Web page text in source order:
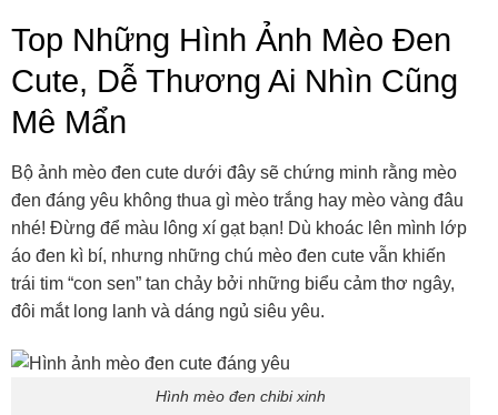
Top Những Hình Ảnh Mèo Đen
Cute, Dễ Thương Ai Nhìn Cũng
Mê Mẩn
Bộ ảnh mèo đen cute dưới đây sẽ chứng minh rằng mèo
đen đáng yêu không thua gì mèo trắng hay mèo vàng đâu
nhé! Đừng để màu lông xí gạt bạn! Dù khoác lên mình lớp
áo đen kì bí, nhưng những chú mèo đen cute vẫn khiến
trái tim “con sen” tan chảy bởi những biểu cảm thơ ngây,
đôi mắt long lanh và dáng ngủ siêu yêu.
Hình mèo đen chibi xinh